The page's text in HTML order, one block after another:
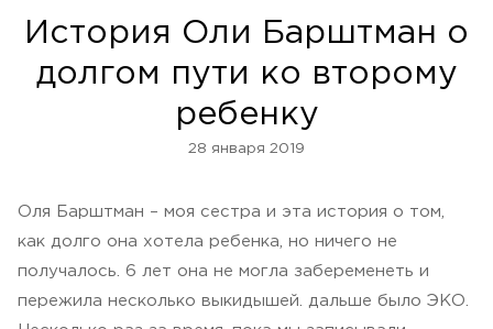
История Оли Барштман о
долгом пути ко второму
ребенку
28 января 2019
Оля Барштман – моя сестра и эта история о том,
как долго она хотела ребенка, но ничего не
получалось. 6 лет она не могла забеременеть и
пережила несколько выкидышей. дальше было ЭКО.